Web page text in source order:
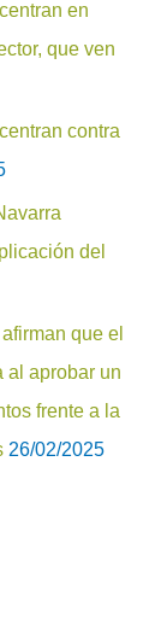
en
que ven
contra
del
que el
al aprobar un
frente a la
26/02/2025